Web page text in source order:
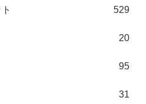
529
20
95
31